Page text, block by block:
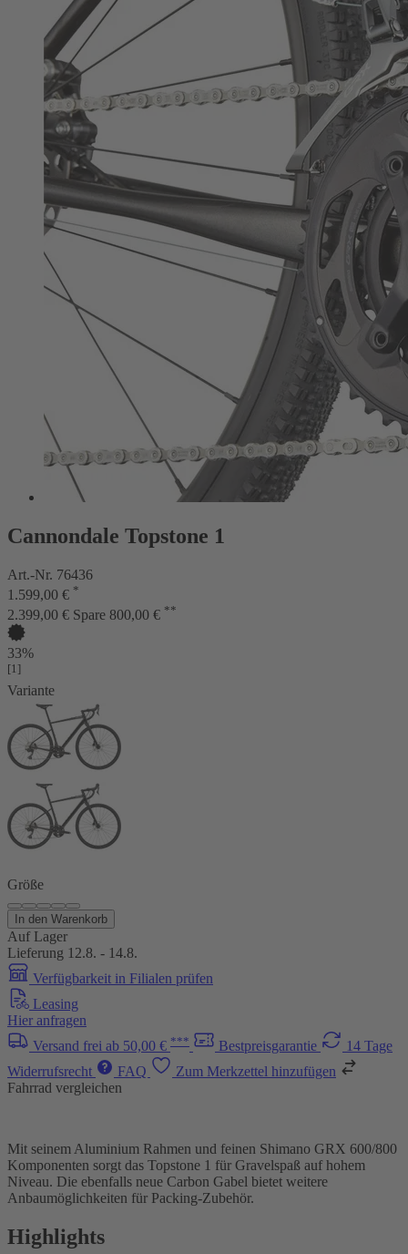
Cannondale Topstone 1
Art.-Nr. 76436
1.599,00 € *
2.399,00 € Spare 800,00 € **
33%
[1]
Variante
Größe
In den Warenkorb
Auf Lager
Lieferung 12.8. - 14.8.
Verfügbarkeit in Filialen prüfen
Leasing
Hier anfragen
Versand frei ab 50,00 € *** Bestpreisgarantie
14 Tage
Widerrufsrecht
FAQ
Zum Merkzettel hinzufügen
Fahrrad vergleichen
Mit seinem Aluminium Rahmen und feinen Shimano GRX 600/800
Komponenten sorgt das Topstone 1 für Gravelspaß auf hohem
Niveau. Die ebenfalls neue Carbon Gabel bietet weitere
Anbaumöglichkeiten für Packing-Zubehör.
Highlights